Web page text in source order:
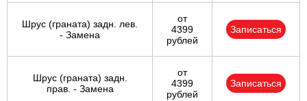
Шрус (граната) задн. лев.
- Замена
от
4399
рублей
Записаться
Шрус (граната) задн.
прав. - Замена
от
4399
рублей
Записаться